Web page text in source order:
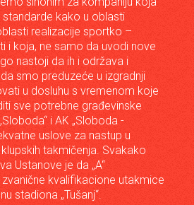
kako u oblasti
realizacije sportko –
i koja, ne samo da uvodi nove
nastoji da ih i održava i
smo preduzeće u izgradnji
u dosluhu s vremenom koje
sve potrebne građevinske
i AK „Sloboda -
uslove za nastup u
takmičenja. Svakako
Ustanove je da „A“
kvalifikacione utakmice
stadiona „Tušanj“.